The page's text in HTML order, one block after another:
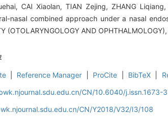
CAI Xiaolan, TIAN Zejing, ZHANG
nasal combined approach under a nasal
(OTOLARYNGOLOGY AND
Reference Manager ProCite BibTeX
CN/10.6040/j.issn.1673-
CN/Y2018/V32/I3/108